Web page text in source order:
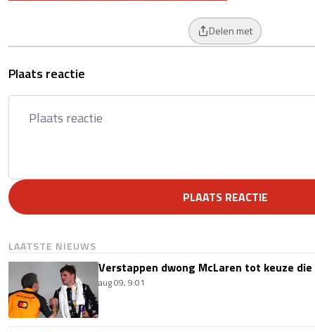
Delen met
Plaats reactie
PLAATS REACTIE
LAATSTE NIEUWS
Verstappen dwong McLaren tot keuze
aug 09, 9:01